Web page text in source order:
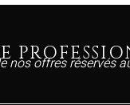
nos offres